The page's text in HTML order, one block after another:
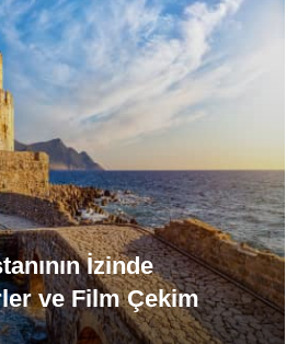
İzinde
ve Film Çekim